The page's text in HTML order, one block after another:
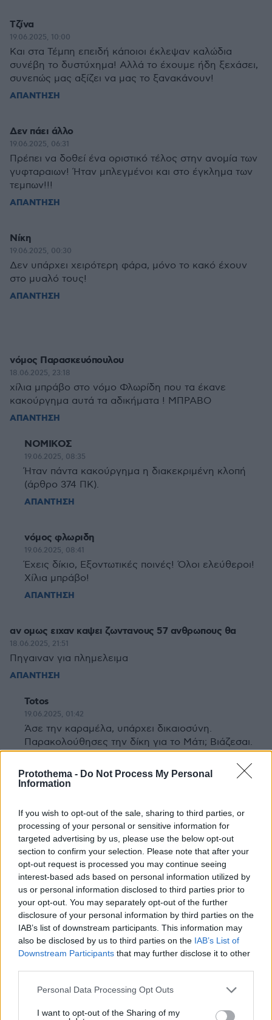
Protothema - Do Not Process My Personal
Information
If you wish to opt-out of the sale, sharing to third parties, or
processing of your personal or sensitive information for
targeted advertising by us, please use the below opt-out
section to confirm your selection. Please note that after your
opt-out request is processed you may continue seeing
interest-based ads based on personal information utilized by
us or personal information disclosed to third parties prior to
your opt-out. You may separately opt-out of the further
disclosure of your personal information by third parties on the
IAB’s list of downstream participants. This information may
also be disclosed by us to third parties on the IAB’s List of
Downstream Participants that may further disclose it to other
Please note that this website/app uses one or more Google
not limited to your visit or usage behaviour. You may click to
Personal Data Processing Opt Outs
I want to opt-out of the Sharing of my
Τζίνα
19.06.2025, 10:00
Και στα Τέμπη επειδή κάποιοι έκλεψαν καλώδια
συνέβη το δυστύχημα! Αλλά το έχουμε ήδη ξεχάσει,
συνεπώς μας αξίζει να μας το ξανακάνουν!
ΑΠΑΝΤΗΣΗ
Δεν πάει άλλο
19.06.2025, 06:31
Πρέπει να δοθεί ένα οριστικό τέλος στην ανομία των
γυφταραιων! Ήταν μπλεγμένοι και στο έγκλημα των
τεμπων!!!
ΑΠΑΝΤΗΣΗ
Νίκη
19.06.2025, 00:30
Δεν υπάρχει χειρότερη φάρα, μόνο το κακό έχουν
στο μυαλό τους!
ΑΠΑΝΤΗΣΗ
νόμος Παρασκευόπουλου
18.06.2025, 23:18
χίλια μπράβο στο νόμο Φλωρίδη που τα έκανε
κακούργημα αυτά τα αδικήματα ! ΜΠΡΑΒΟ
ΑΠΑΝΤΗΣΗ
ΝΟΜΙΚΟΣ
19.06.2025, 08:35
Ήταν πάντα κακούργημα η διακεκριμένη κλοπή
(άρθρο 374 ΠΚ).
ΑΠΑΝΤΗΣΗ
νόμος φλωριδη
19.06.2025, 08:41
Έχεις δίκιο, Εξοντωτικές ποινές! Όλοι ελεύθεροι!
Χίλια μπράβο!
ΑΠΑΝΤΗΣΗ
αν ομως ειχαν καψει ζωντανους 57 ανθρωπους θα
18.06.2025, 21:51
Πηγαιναν για πλημελειμα
ΑΠΑΝΤΗΣΗ
Totos
19.06.2025, 01:42
Άσε την καραμέλα, υπάρχει δικαιοσύνη.
Παρακολούθησες την δίκη για το Μάτι; Βιάζεσαι.
Με τον νόμο Παρασκευόπουλου επί ΣΥΡΙΖΑ
ΑΝΕΛ βγήκανε έξω όλα τα μπουμπούκια.
ΑΠΑΝΤΗΣΗ
Τοτέ
19.06.2025, 08:18
50 χρόνια κάνουν τα δικαστήρια σήμερα για 10
δίκες , 55 κάνανε τότε, μην το λες και θαύμα ,
βολεμένε
ΑΠΑΝΤΗΣΗ
Μηνάς
18.06.2025, 21:22
να μην είναι γύφτοι κι ας πεθάνω...
18.06.2025, 21:21